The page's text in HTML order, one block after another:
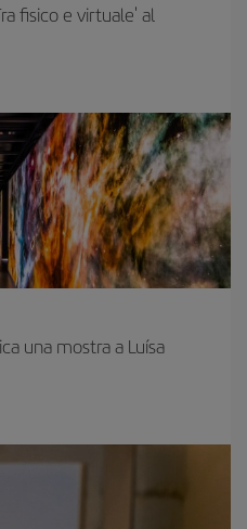
fisico e virtuale' al
una mostra a Luísa